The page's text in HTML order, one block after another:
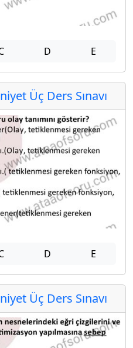
D E
Üç Ders Sınavı
D E
Üç Ders Sınavı